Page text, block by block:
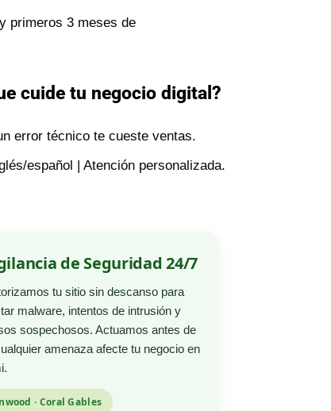
primeros 3 meses de
cuide tu negocio digital?
error técnico te cueste ventas.
español | Atención personalizada.
de Seguridad 24/7
tu sitio sin descanso para
malware, intentos de intrusión y
sospechosos. Actuamos antes de
amenaza afecte tu negocio en
· Coral Gables